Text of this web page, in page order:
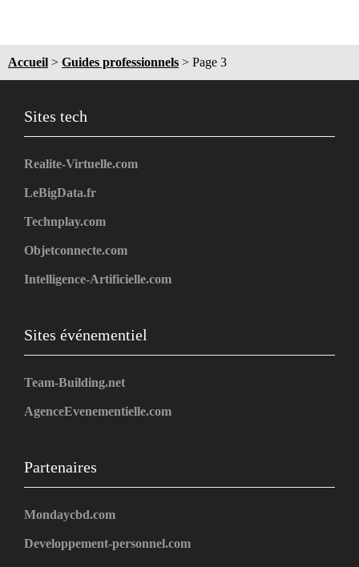
Accueil > Guides professionnels > Page 3
Sites tech
Realite-Virtuelle.com
LeBigData.fr
Technplay.com
Objetconnecte.com
Intelligence-Artificielle.com
Sites événementiel
Team-Building.net
AgenceEvenementielle.com
Partenaires
Mondaycbd.com
Developpement-personnel.com